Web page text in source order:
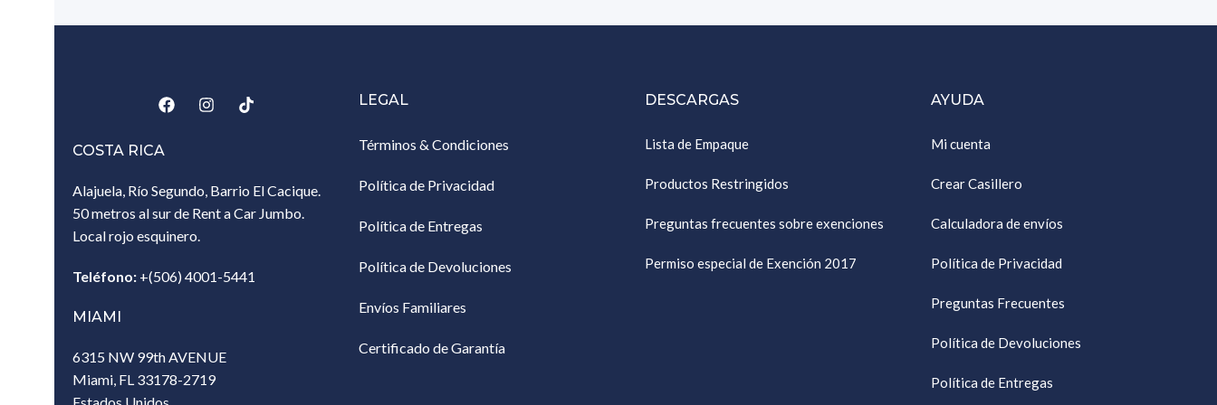
COSTA RICA
Alajuela, Río Segundo, Barrio El Cacique.
50 metros al sur de Rent a Car Jumbo.
Local rojo esquinero.
Teléfono: +(506) 4001-5441
MIAMI
6315 NW 99th AVENUE
Miami, FL 33178-2719
LEGAL
Términos & Condiciones
Política de Privacidad
Política de Entregas
Política de Devoluciones
Envíos Familiares
Certificado de Garantía
DESCARGAS
Lista de Empaque
Productos Restringidos
Preguntas frecuentes sobre exenciones
Permiso especial de Exención 2017
AYUDA
Mi cuenta
Crear Casillero
Calculadora de envíos
Política de Privacidad
Preguntas Frecuentes
Política de Devoluciones
Política de Entregas